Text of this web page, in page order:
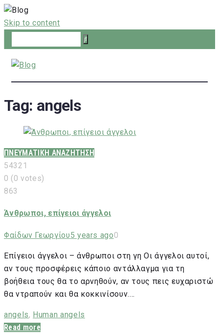
Skip to content
Tag: angels
ΠΝΕΥΜΑΤΙΚΗ ΑΝΑΖΗΤΗΣΗ
543 2 1
0 (0 votes)
863
Άνθρωποι, επίγειοι άγγελοι
Φαίδων Γεωργίου5 years ago0
Επίγειοι άγγελοι – άνθρωποι στη γη Οι άγγελοι αυτοί,
αν τους προσφέρεις κάποιο αντάλλαγμα για τη
βοήθεια τους θα το αρνηθούν, αν τους πεις ευχαριστώ
θα ντραπούν και θα κοκκινίσουν.…
angels, Human angels
Read more